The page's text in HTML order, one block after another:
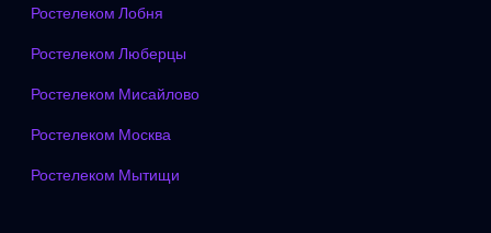
Ростелеком Лобня
Ростелеком Люберцы
Ростелеком Мисайлово
Ростелеком Москва
Ростелеком Мытищи